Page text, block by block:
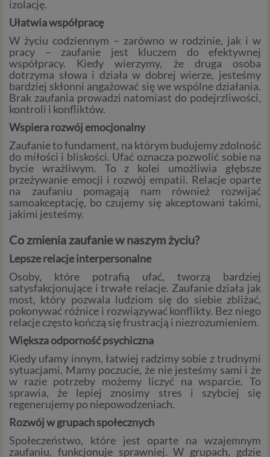
izolację.
Ułatwia współpracę
W życiu codziennym – zarówno w rodzinie, jak i w
pracy – zaufanie jest kluczem do efektywnej
współpracy. Kiedy wierzymy, że druga osoba
dotrzyma słowa i działa w dobrej wierze, jesteśmy
bardziej skłonni angażować się we wspólne działania.
Brak zaufania prowadzi natomiast do podejrzliwości,
kontroli i konfliktów.
Wspiera rozwój emocjonalny
Zaufanie to fundament, na którym budujemy zdolność
do miłości i bliskości. Ufać oznacza pozwolić sobie na
bycie wrażliwym. To z kolei umożliwia głębsze
przeżywanie emocji i rozwój empatii. Relacje oparte
na zaufaniu pomagają nam również rozwijać
samoakceptację, bo czujemy się akceptowani takimi,
jakimi jesteśmy.
Co zmienia zaufanie w naszym życiu?
Lepsze relacje interpersonalne
Osoby, które potrafią ufać, tworzą bardziej
satysfakcjonujące i trwałe relacje. Zaufanie działa jak
most, który pozwala ludziom się do siebie zbliżać,
pokonywać różnice i rozwiązywać konflikty. Bez niego
relacje często kończą się frustracją i niezrozumieniem.
Większa odporność psychiczna
Kiedy ufamy innym, łatwiej radzimy sobie z trudnymi
sytuacjami. Mamy poczucie, że nie jesteśmy sami i że
w razie potrzeby możemy liczyć na wsparcie. To
sprawia, że lepiej znosimy stres i szybciej się
regenerujemy po niepowodzeniach.
Rozwój w grupach społecznych
Społeczeństwo, które jest oparte na wzajemnym
zaufaniu, funkcjonuje sprawniej. W grupach, gdzie